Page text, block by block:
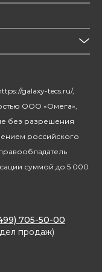
galaxy-tecs.ru/,
ООО «Омега»,
без разрешения
российского
суммой до 5 000
705-50-00
продаж)